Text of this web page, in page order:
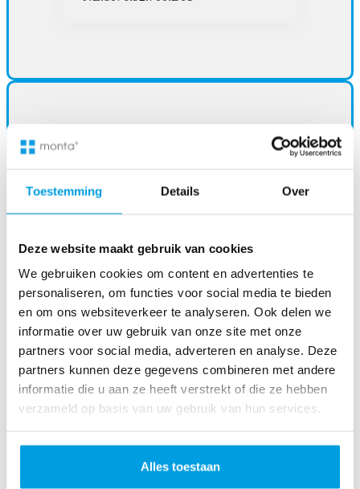
Toestemming Details Over
Deze website maakt gebruik van cookies
We gebruiken cookies om content en advertenties te
personaliseren, om functies voor social media te bieden
en om ons websiteverkeer te analyseren. Ook delen we
informatie over uw gebruik van onze site met onze
partners voor social media, adverteren en analyse. Deze
partners kunnen deze gegevens combineren met andere
informatie die u aan ze heeft verstrekt of die ze hebben
verzameld op basis van uw gebruik van hun services.
Alles toestaan
Monta Innovation Center(WMS)